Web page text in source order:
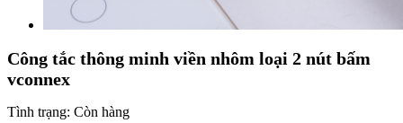
Công tắc thông minh viền nhôm loại 2 nút bấm
vconnex
Tình trạng: Còn hàng